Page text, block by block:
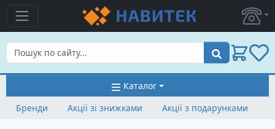
Пошук
Каталог
Бренди
Акції зі знижками Акції з подарунками